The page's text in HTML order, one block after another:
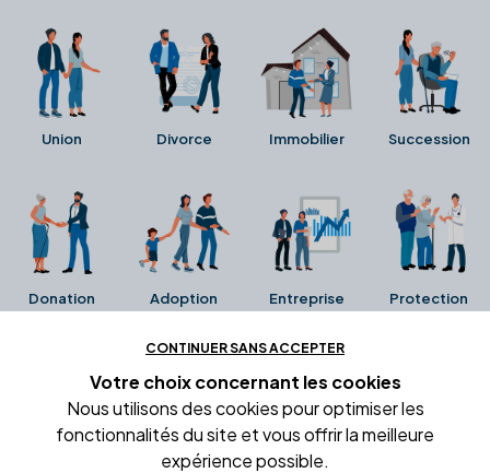
Union Divorce Immobilier Succession
Donation Adoption Entreprise Protection
Ces avis proviennent directement de la fiche Google
Business de l'office notarial. Ils n'ont ni été collectés ni
été vérifiés par Alexia.fr.
CONTINUER SANS ACCEPTER
Votre choix concernant les cookies
Nous utilisons des cookies pour optimiser les
fonctionnalités du site et vous offrir la meilleure
expérience possible.